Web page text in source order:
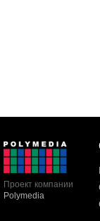
Проект компании
Polymedia